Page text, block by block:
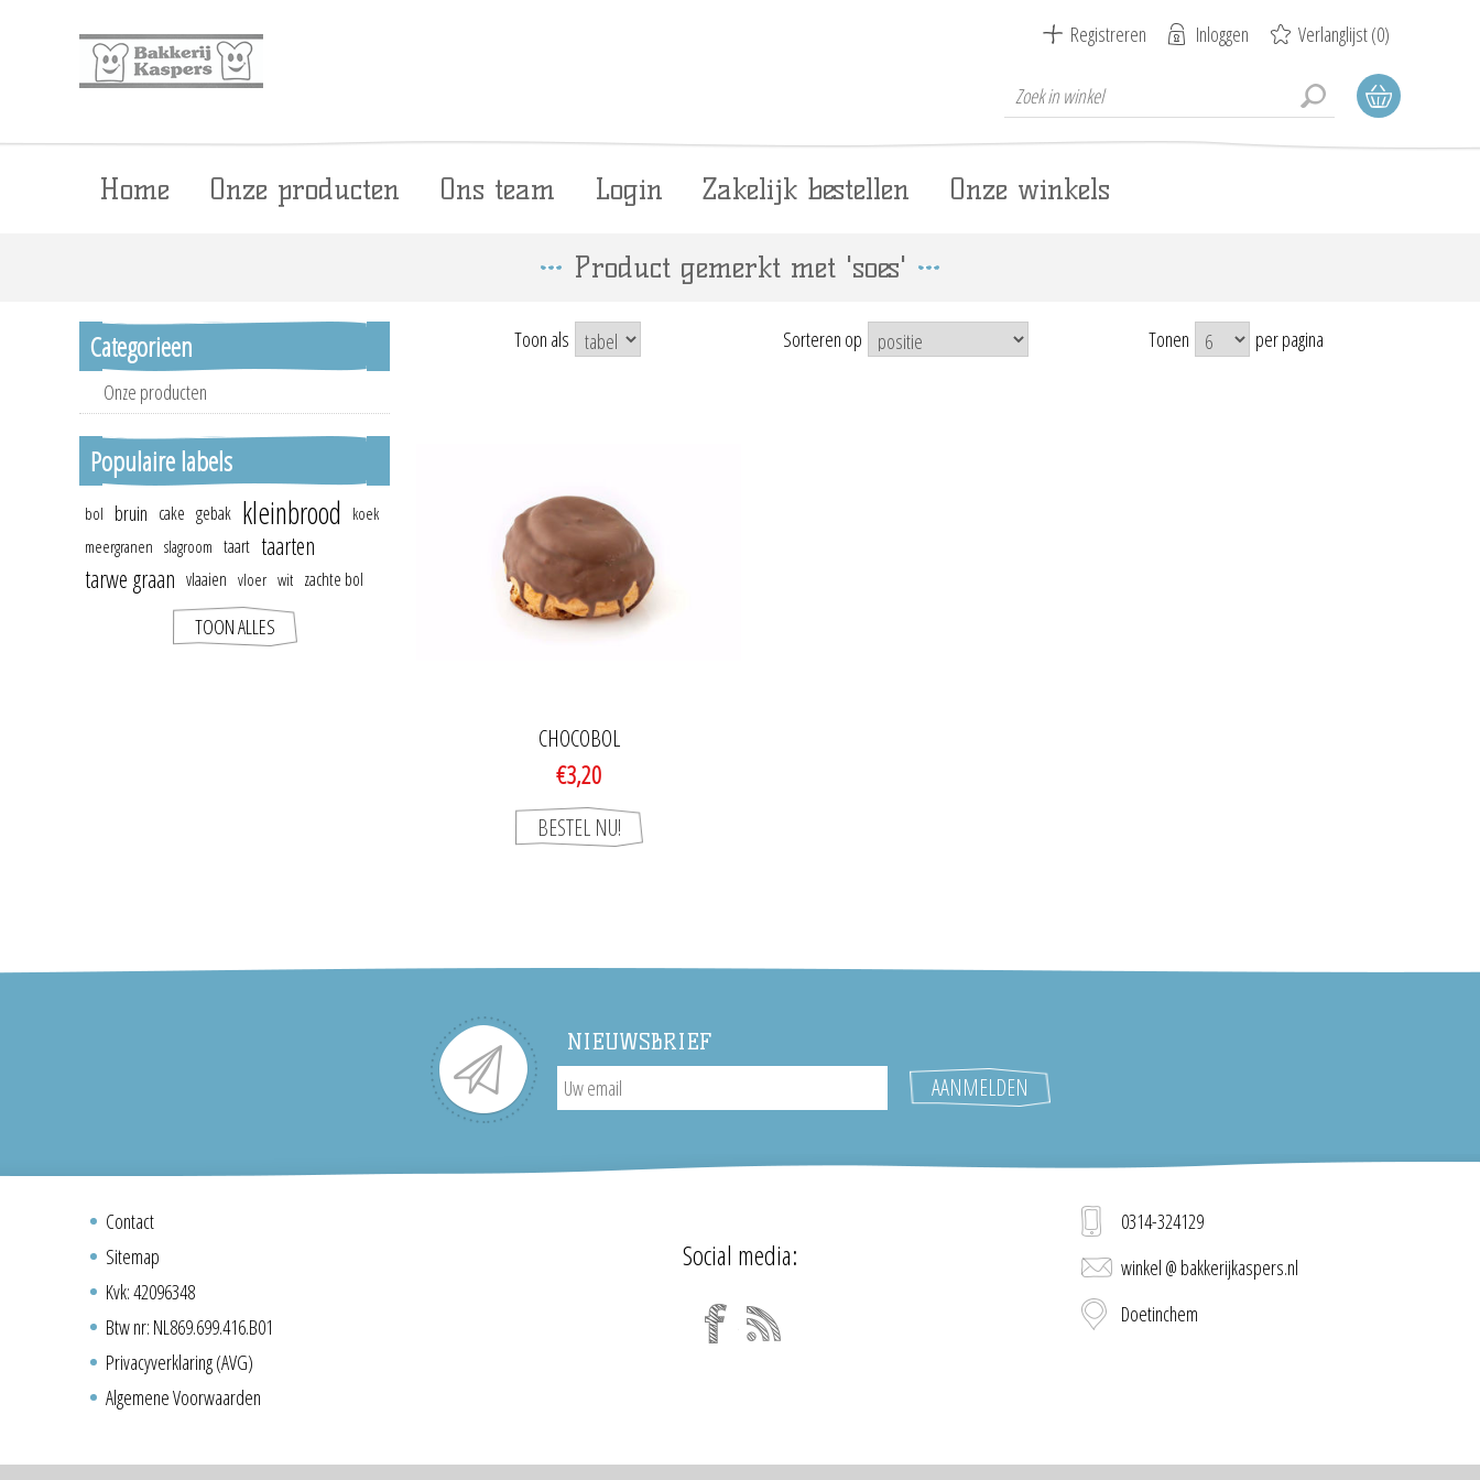
Registreren Inloggen Verlanglijst(0)
Home Onze producten Ons team Login Zakelijk bestellen Onze winkels
Product gemerkt met 'soes'
Toon als Sorteren op Tonen per pagina
CHOCOBOL
€3,20
Categorieen
Onze producten
Populaire labels
bol bruin cake gebak kleinbrood
koek
meergranen slagroom taart taarten
tarwe graan vlaaien vloer wit zachte bol
TOON ALLES
NIEUWSBRIEF
Contact
Sitemap
Kvk: 42096348
Btw nr: NL869.699.416.B01
Privacyverklaring (AVG)
Algemene Voorwaarden
Social media:
0314-324129
winkel @ bakkerijkaspers.nl
Doetinchem